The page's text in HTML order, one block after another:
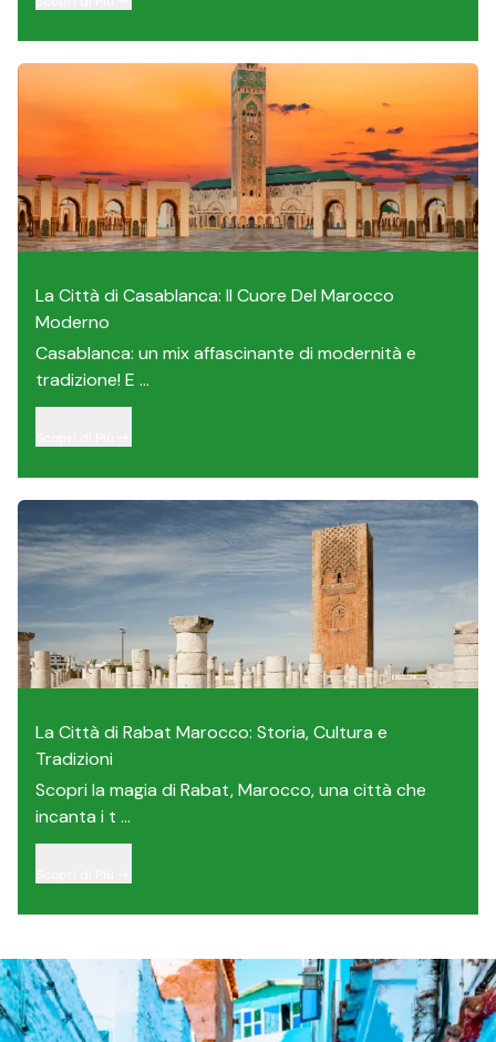
La Città di Casablanca: Il Cuore Del Marocco
Moderno
Casablanca: un mix affascinante di modernità e
tradizione! E ...
La Città di Rabat Marocco: Storia, Cultura e
Tradizioni
Scopri la magia di Rabat, Marocco, una città che
incanta i t ...